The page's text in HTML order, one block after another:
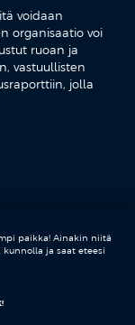
voidaan
organisaatio voi
ruoan ja
vastuullisten
jolla
paikka! Ainakin niitä
ja saat eteesi